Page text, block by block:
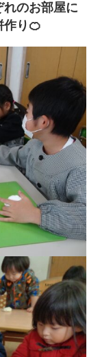
のお部屋に
作り🍊